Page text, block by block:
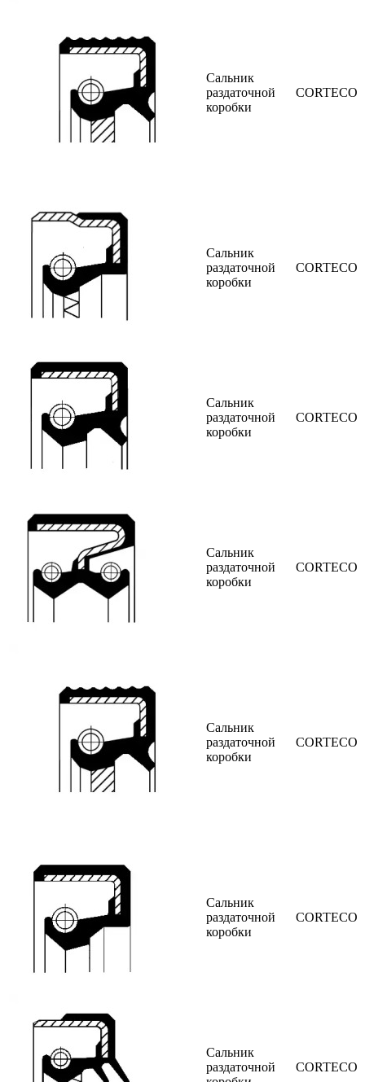
Сальник
раздаточной
коробки
CORTECO
Сальник
раздаточной
коробки
CORTECO
Сальник
раздаточной
коробки
CORTECO
Сальник
раздаточной
коробки
CORTECO
Сальник
раздаточной
коробки
CORTECO
Сальник
раздаточной
коробки
CORTECO
Сальник
раздаточной
CORTECO